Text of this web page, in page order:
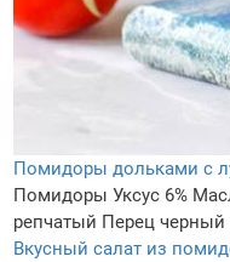
Помидоры дольками с
Помидоры Уксус 6%
репчатый Перец черный
Вкусный салат из